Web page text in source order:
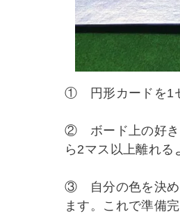
① 円形カードを1セ
② ボード上の好き
ら2マス以上離れ
③ 自分の色を決め
ます。これで準備